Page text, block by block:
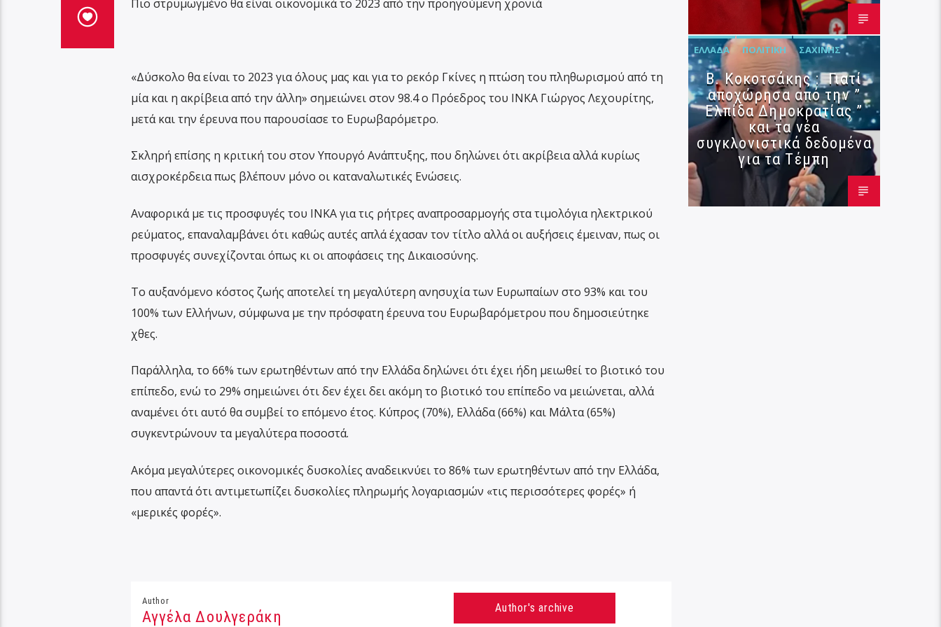
Πιο στρυμωγμένο θα είναι οικονομικά το 2023 από την προηγούμενη χρονιά
«Δύσκολο θα είναι το 2023 για όλους μας και για το ρεκόρ Γκίνες η πτώση του πληθωρισμού από τη
μία και η ακρίβεια από την άλλη» σημειώνει στον 98.4 ο Πρόεδρος του ΙΝΚΑ Γιώργος Λεχουρίτης,
μετά και την έρευνα που παρουσίασε το Ευρωβαρόμετρο.
Σκληρή επίσης η κριτική του στον Υπουργό Ανάπτυξης, που δηλώνει ότι ακρίβεια αλλά κυρίως
αισχροκέρδεια πως βλέπουν μόνο οι καταναλωτικές Ενώσεις.
Αναφορικά με τις προσφυγές του ΙΝΚΑ για τις ρήτρες αναπροσαρμογής στα τιμολόγια ηλεκτρικού
ρεύματος, επαναλαμβάνει ότι καθώς αυτές απλά έχασαν τον τίτλο αλλά οι αυξήσεις έμειναν, πως οι
προσφυγές συνεχίζονται όπως κι οι αποφάσεις της Δικαιοσύνης.
Το αυξανόμενο κόστος ζωής αποτελεί τη μεγαλύτερη ανησυχία των Ευρωπαίων στο 93% και του
100% των Ελλήνων, σύμφωνα με την πρόσφατη έρευνα του Ευρωβαρόμετρου που δημοσιεύτηκε
χθες.
Παράλληλα, το 66% των ερωτηθέντων από την Ελλάδα δηλώνει ότι έχει ήδη μειωθεί το βιοτικό του
επίπεδο, ενώ το 29% σημειώνει ότι δεν έχει δει ακόμη το βιοτικό του επίπεδο να μειώνεται, αλλά
αναμένει ότι αυτό θα συμβεί το επόμενο έτος. Κύπρος (70%), Ελλάδα (66%) και Μάλτα (65%)
συγκεντρώνουν τα μεγαλύτερα ποσοστά.
Ακόμα μεγαλύτερες οικονομικές δυσκολίες αναδεικνύει το 86% των ερωτηθέντων από την Ελλάδα,
που απαντά ότι αντιμετωπίζει δυσκολίες πληρωμής λογαριασμών «τις περισσότερες φορές» ή
«μερικές φορές».
Author
Αγγέλα Δουλγεράκη Author's archive
ΕΛΛΆΔΑ ΠΟΛΙΤΙΚΉ ΣΑΧΊΝΗΣ
Β. Κοκοτσάκης : Γιατί
αποχώρησα από την ”
Ελπίδα Δημοκρατίας ”
και τα νέα
συγκλονιστικά δεδομένα
για τα Τέμπη